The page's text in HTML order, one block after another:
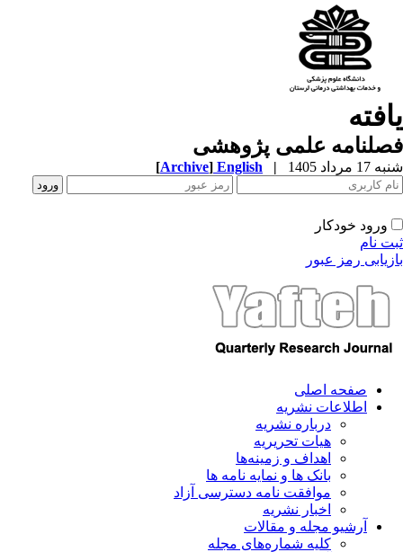
علمی پژوهشی
مرداد 1405 |
English
[Archive]
ورود خودکار
نام
رمز عبور
صفحه اصلی
اطلاعات نشریه
درباره نشریه
هیات تحریریه
اهداف و زمینه‌ها
بانک ها و نمایه نامه ها
موافقت نامه دسترسی آزاد
اخبار نشریه
آرشیو مجله و مقالات
کلیه شماره‌های مجله